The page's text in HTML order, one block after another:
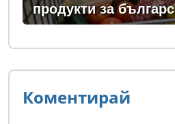
продукти за
Коментирай